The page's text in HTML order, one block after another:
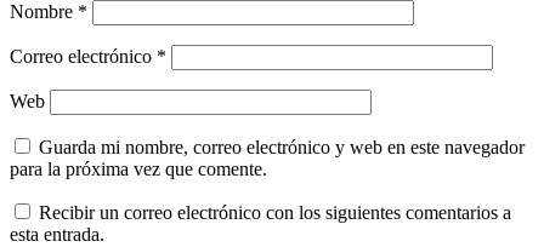
Nombre *
Correo electrónico *
Web
Guarda mi nombre, correo electrónico y web en este navegador
para la próxima vez que comente.
Recibir un correo electrónico con los siguientes comentarios a
esta entrada.